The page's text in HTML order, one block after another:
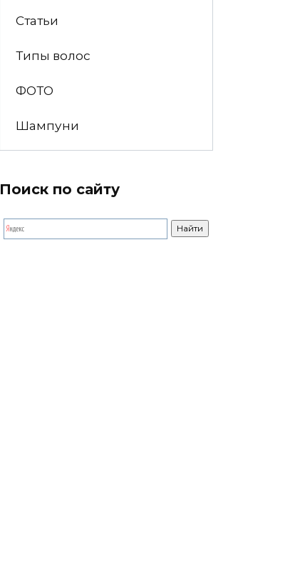
Статьи
Типы волос
ФОТО
Шампуни
Поиск по сайту